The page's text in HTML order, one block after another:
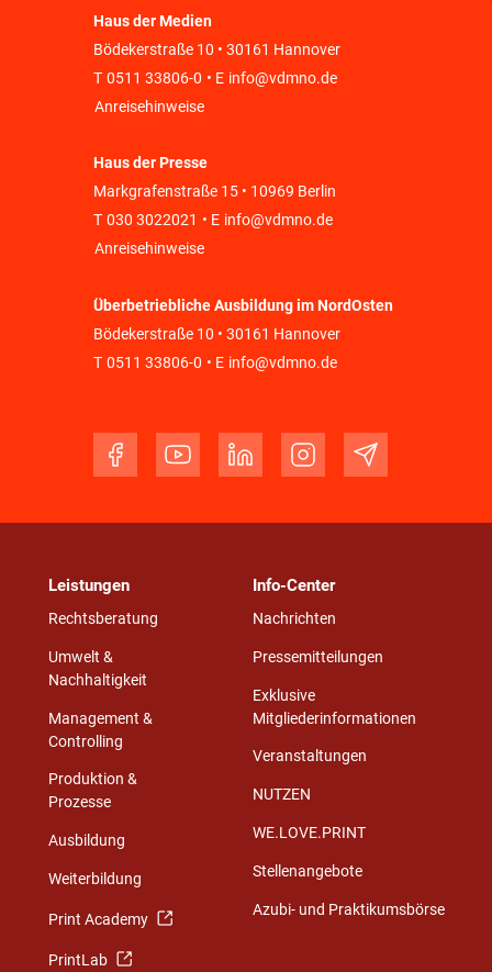
Haus der Medien
Bödekerstraße 10 • 30161 Hannover
T 0511 33806-0 • E info@vdmno.de
Anreisehinweise
Haus der Presse
Markgrafenstraße 15 • 10969 Berlin
T 030 3022021 • E info@vdmno.de
Anreisehinweise
Überbetriebliche Ausbildung im NordOsten
Bödekerstraße 10 • 30161 Hannover
T 0511 33806-0 • E info@vdmno.de
Leistungen
Rechtsberatung
Umwelt &
Nachhaltigkeit
Management &
Controlling
Produktion &
Prozesse
Ausbildung
Weiterbildung
Print Academy
PrintLab
Info-Center
Nachrichten
Pressemitteilungen
Exklusive
Mitgliederinformationen
Veranstaltungen
NUTZEN
WE.LOVE.PRINT
Stellenangebote
Azubi- und Praktikumsbörse